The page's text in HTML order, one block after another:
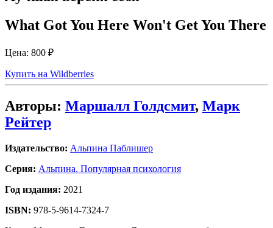
What Got You Here Won't Get You There
Цена: 800 ₽
Купить на Wildberries
Авторы: Маршалл Голдсмит, Марк
Рейтер
Издательство: Альпина Паблишер
Серия: Альпина. Популярная психология
Год издания: 2021
ISBN: 978-5-9614-7324-7